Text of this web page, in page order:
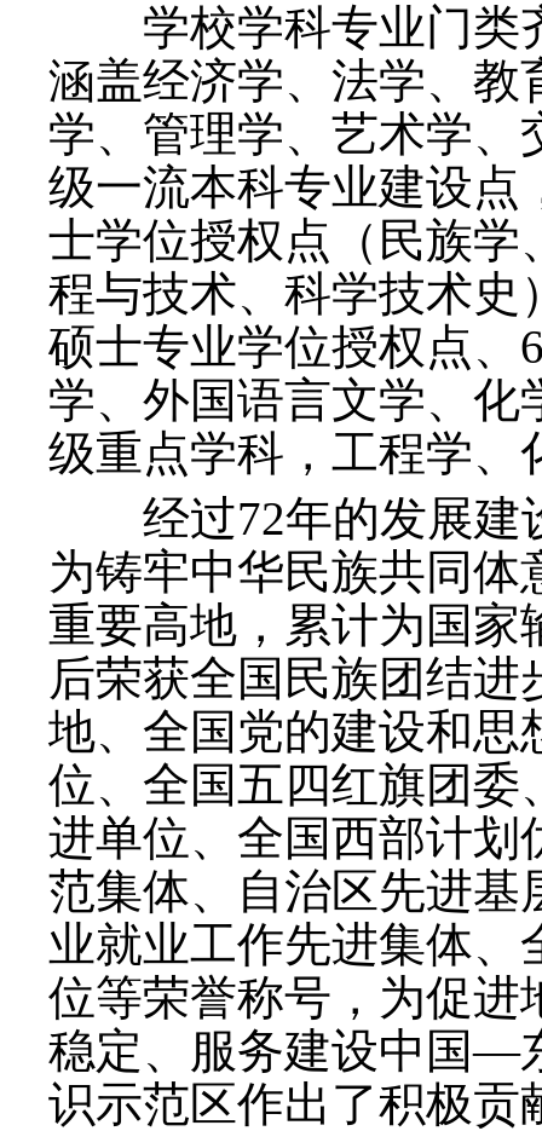
学校学科专业门类齐
涵盖经济学、法学、教
学、管理学、艺术学、
级一流本科专业建设点
士学位授权点（民族学
程与技术、科学技术史
硕士专业学位授权点、
学、外国语言文学、化
级重点学科，工程学、
经过72年的发展建
为铸牢中华民族共同
重要高地，累计为国家
后荣获全国民族团结
地、全国党的建设和思
位、全国五四红旗团委
进单位、全国西部计划
范集体、自治区先进基
业就业工作先进集体
位等荣誉称号，为促进
稳定、服务建设中国—
识示范区作出了积极贡